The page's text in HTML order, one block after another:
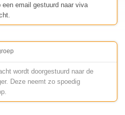
een email gestuurd naar viva
wordt doorgestuurd naar de
Deze neemt zo spoedig